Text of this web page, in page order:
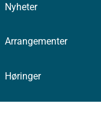
Nyheter
Arrangementer
Høringer